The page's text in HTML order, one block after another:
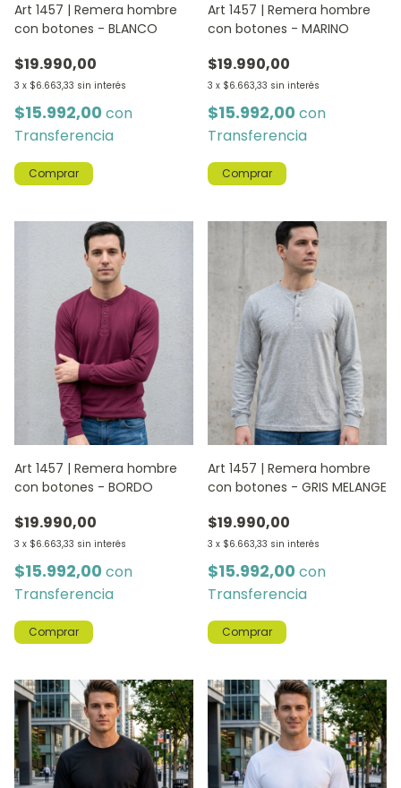
Art 1457 | Remera hombre
con botones - BLANCO
$19.990,00
3 x $6.663,33 sin interés
$15.992,00 con
Transferencia
Comprar
Art 1457 | Remera hombre
con botones - MARINO
$19.990,00
3 x $6.663,33 sin interés
$15.992,00 con
Transferencia
Comprar
Art 1457 | Remera hombre
con botones - BORDO
$19.990,00
3 x $6.663,33 sin interés
$15.992,00 con
Transferencia
Comprar
Art 1457 | Remera hombre
con botones - GRIS MELANGE
$19.990,00
3 x $6.663,33 sin interés
$15.992,00 con
Transferencia
Comprar